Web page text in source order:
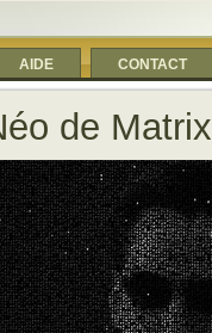
AIDE CONTACT
de Matrix